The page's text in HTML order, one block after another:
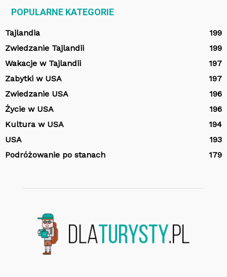
POPULARNE KATEGORIE
Tajlandia
199
Zwiedzanie Tajlandii
199
Wakacje w Tajlandii
197
Zabytki w USA
197
Zwiedzanie USA
196
Życie w USA
196
Kultura w USA
194
USA
193
Podróżowanie po stanach
179